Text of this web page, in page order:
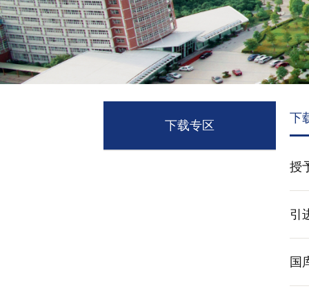
下载专区
下
授
引
国